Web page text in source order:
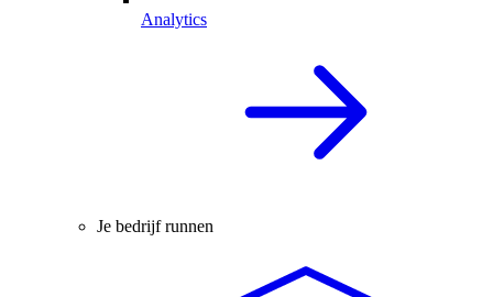
Analytics
Je bedrijf runnen